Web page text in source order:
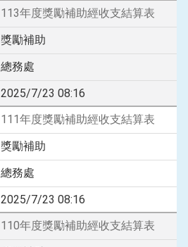
113年度獎勵補助經收支結算表
獎勵補助
總務處
2025/7/23 08:16
111年度獎勵補助經收支結算表
獎勵補助
總務處
2025/7/23 08:16
110年度獎勵補助經收支結算表